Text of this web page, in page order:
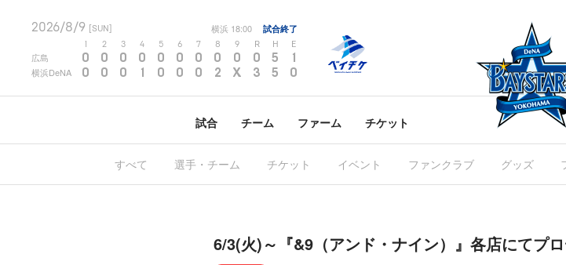
2026/8/9 [SUN] 横浜 18:00 試合終了
2 3 4 5 6 7 8 9 R H E
広島 0 0 0 0 0 0 0 0 0 0 5 1
横浜DeNA 0 0 0 1 0 0 0 2 X 3 5 0
試合 チーム ファーム チケット
すべて 選手・チーム チケット イベント ファンクラブ グッズ
6/3(火)～『&9（アンド・ナイン）』各店にてプ